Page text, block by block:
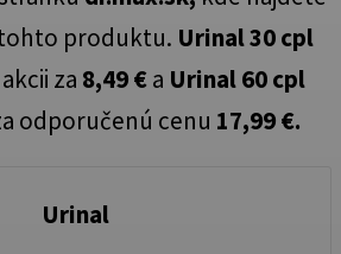
produktu. Urinal 30 cpl
za 8,49 €a Urinal 60 cpl
odporučenú cenu 17,99 €.
Urinal